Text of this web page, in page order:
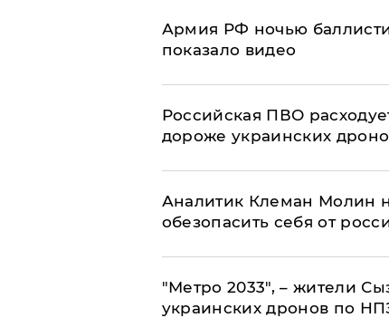
Армия РФ ночью
показало видео
Российская ПВО
дороже украинских
Аналитик Клеман Молин
обезопасить себя от
"Метро 2033", – жители
украинских дронов по